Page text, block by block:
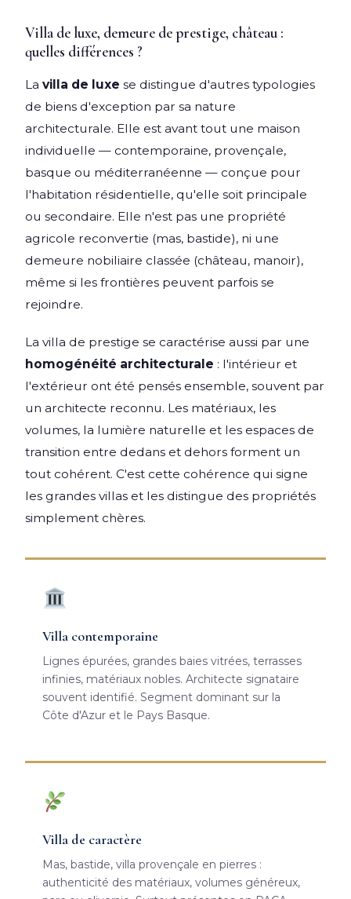
Villa de luxe, demeure de prestige, château :
quelles différences ?
La villa de luxe se distingue d'autres typologies
de biens d'exception par sa nature
architecturale. Elle est avant tout une maison
individuelle — contemporaine, provençale,
basque ou méditerranéenne — conçue pour
l'habitation résidentielle, qu'elle soit principale
ou secondaire. Elle n'est pas une propriété
agricole reconvertie (mas, bastide), ni une
demeure nobiliaire classée (château, manoir),
même si les frontières peuvent parfois se
rejoindre.
La villa de prestige se caractérise aussi par une
homogénéité architecturale : l'intérieur et
l'extérieur ont été pensés ensemble, souvent par
un architecte reconnu. Les matériaux, les
volumes, la lumière naturelle et les espaces de
transition entre dedans et dehors forment un
tout cohérent. C'est cette cohérence qui signe
les grandes villas et les distingue des propriétés
simplement chères.
Villa contemporaine
Lignes épurées, grandes baies vitrées, terrasses
infinies, matériaux nobles. Architecte signataire
souvent identifié. Segment dominant sur la
Côte d'Azur et le Pays Basque.
Villa de caractère
Mas, bastide, villa provençale en pierres :
authenticité des matériaux, volumes généreux,